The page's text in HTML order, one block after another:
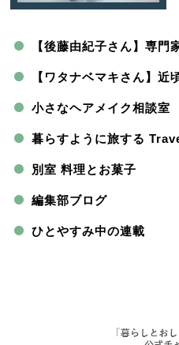
【後藤由紀子さん】専門
【ワタナベマキさん】近
小さなヘアメイク相談室
暮らすように旅する
別室 料理とお菓子
編集部ブログ
ひとやすみ中の連載